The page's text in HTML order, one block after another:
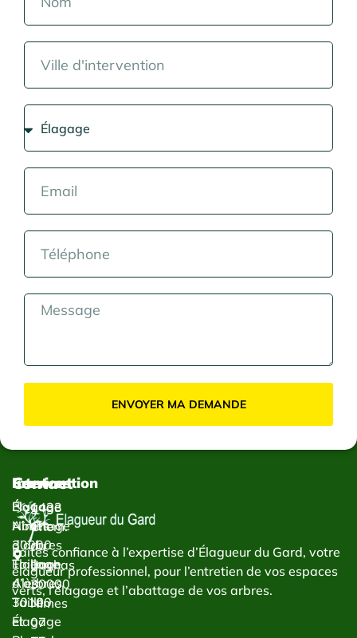
ENVOYER MA DEMANDE
Faites confiance à l’expertise d’Élagueur du Gard, votre
élagueur professionnel, pour l’entretien de vos espaces
verts, l’élagage et l’abattage de vos arbres.
Services
Élagage
Abattage
d’arbres
Taillage
d’arbres
Taille
et
Intervention
Élagage
Nîmes
30000
Élagage
Alès
30100
Élagage
Contact
1433
Chem.
du
Bachas
30000
Nîmes
07